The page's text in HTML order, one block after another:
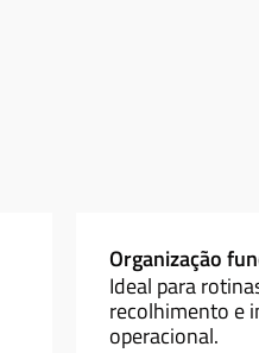
Organização
Ideal para
recolhimento e
operacional.